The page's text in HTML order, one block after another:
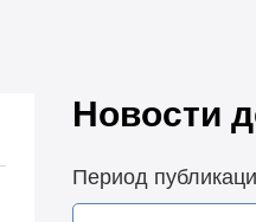
Новости
Период